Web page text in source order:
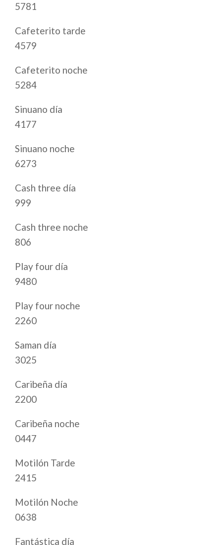
5781
Cafeterito tarde
4579
Cafeterito noche
5284
Sinuano día
4177
Sinuano noche
6273
Cash three día
999
Cash three noche
806
Play four día
9480
Play four noche
2260
Saman día
3025
Caribeña día
2200
Caribeña noche
0447
Motilón Tarde
2415
Motilón Noche
0638
Fantástica día